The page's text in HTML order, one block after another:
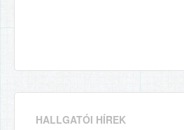
HALLGATÓI HÍREK